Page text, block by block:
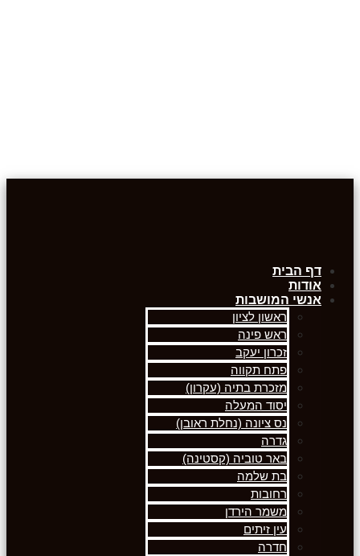
דף הבית
אודות
אנשי המושבות
ראשון לציון
ראש פינה
זכרון יעקב
פתח תקווה
מזכרת בתיה (עקרון)
יסוד המעלה
נס ציונה (נחלת ראובן)
גדרה
באר טוביה (קסטינה)
בת שלמה
רחובות
משמר הירדן
עין זיתים
חדרה